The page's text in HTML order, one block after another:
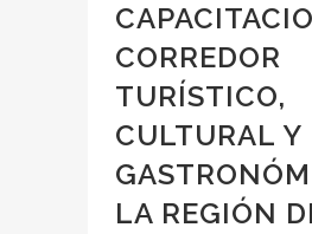
CORREDOR
TURÍSTICO,
CULTURAL Y
LA REGIÓN